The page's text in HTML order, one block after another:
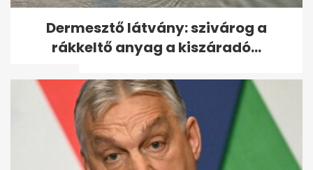
Vitézy: 65 ezres jegyeladás
Balázs DJ-szettjére, mint
Puskás...
Dermesztő látvány: szivárog a
rákkeltő anyag a kiszáradó...